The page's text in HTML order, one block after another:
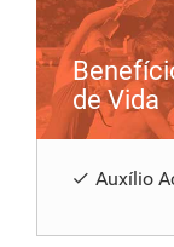
de Vida
Auxílio